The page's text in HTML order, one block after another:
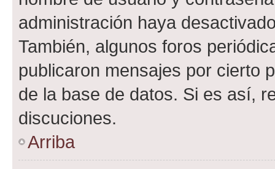
administración haya
También, algunos foros
publicaron mensajes por cierto
de la base de datos. Si es así,
discuciones.
Arriba